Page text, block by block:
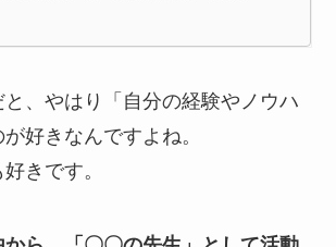
、やはり「自分の経験やノウハ
好きなんですよね。
きです。